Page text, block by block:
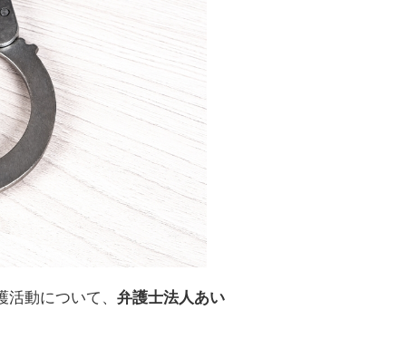
動について、 弁護士法人あい